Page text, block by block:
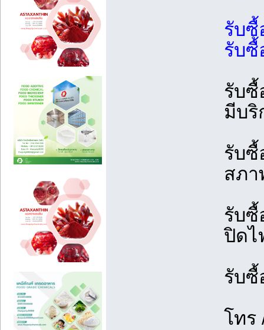
รับซื้
รับ
รับซื้
มีบริ
รับซื้
สภ
รับซื้
ปิด
รับซื้
โทร